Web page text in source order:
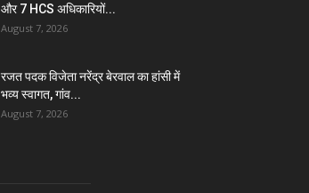
और 7 HCS अधिकारियों...
August 7, 2026
रजत पदक विजेता नरेंद्र बेरवाल का हांसी में
भव्य स्वागत, गांव...
August 7, 2026